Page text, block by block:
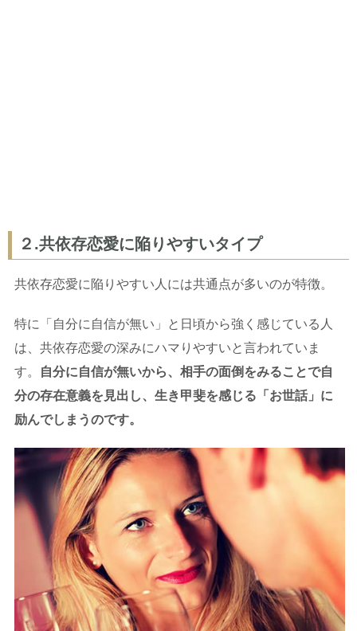
２.共依存恋愛に陥りやすいタイプ
共依存恋愛に陥りやすい人には共通点が多いのが特徴。
特に「自分に自信が無い」と日頃から強く感じている人
は、共依存恋愛の深みにハマりやすいと言われていま
す。
自分に自信が無いから、相手の面倒をみることで自
分の存在意義を見出し、生き甲斐を感じる「お世話」に
励んでしまうのです。